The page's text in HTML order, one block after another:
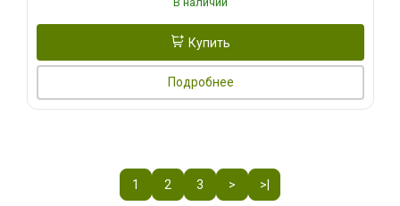
Купить
Подробнее
1 2 3 > >|